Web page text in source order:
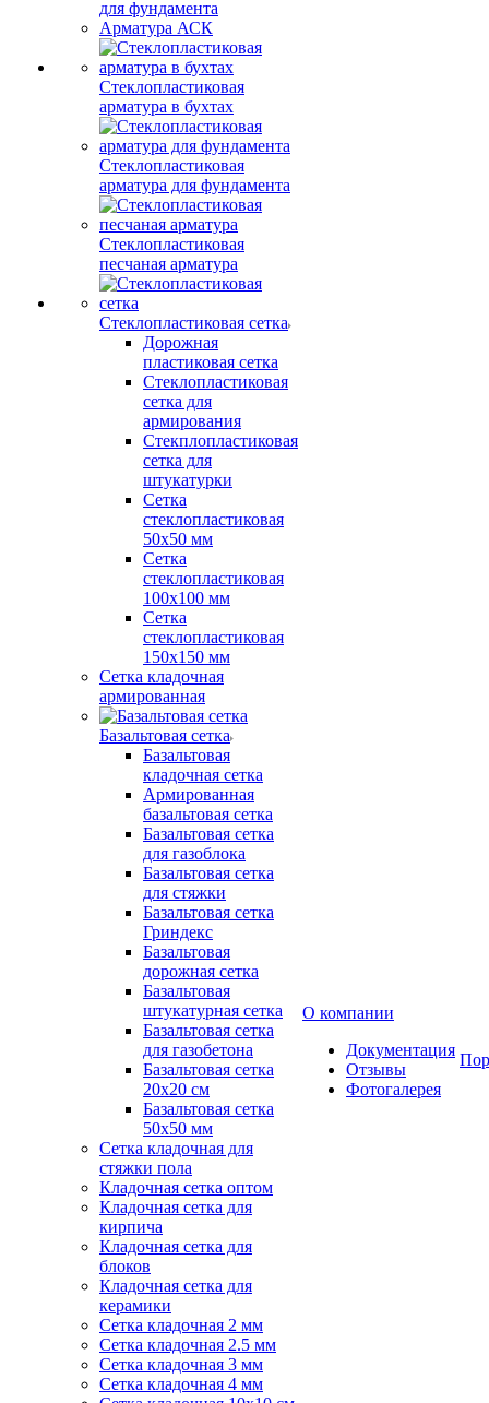
для фундамента
Арматура АСК
Стеклопластиковая
арматура в бухтах
Стеклопластиковая
арматура для фундамента
Стеклопластиковая
песчаная арматура
Стеклопластиковая сетка
Дорожная
пластиковая сетка
Стеклопластиковая
сетка для
армирования
Стекплопластиковая
сетка для
штукатурки
Сетка
стеклопластиковая
50x50 мм
Сетка
стеклопластиковая
100x100 мм
Сетка
стеклопластиковая
150x150 мм
Сетка кладочная
армированная
Базальтовая сетка
Базальтовая
кладочная сетка
Армированная
базальтовая сетка
Базальтовая сетка
для газоблока
Базальтовая сетка
для стяжки
Базальтовая сетка
Гриндекс
Базальтовая
дорожная сетка
Базальтовая
штукатурная сетка
Базальтовая сетка
для газобетона
Базальтовая сетка
20x20 см
Базальтовая сетка
50x50 мм
Сетка кладочная для
стяжки пола
Кладочная сетка оптом
Кладочная сетка для
кирпича
Кладочная сетка для
блоков
Кладочная сетка для
керамики
Сетка кладочная 2 мм
Сетка кладочная 2.5 мм
Сетка кладочная 3 мм
Сетка кладочная 4 мм
О компании
Документация
Отзывы
Фотогалерея